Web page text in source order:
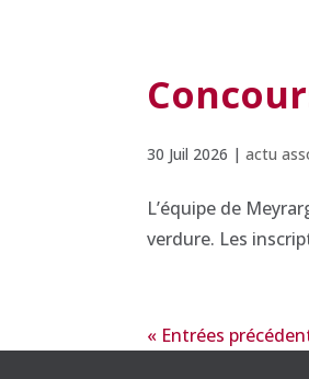
30 Juil 2026 |actu
L’équipe de
verdure. Les
« Entrées